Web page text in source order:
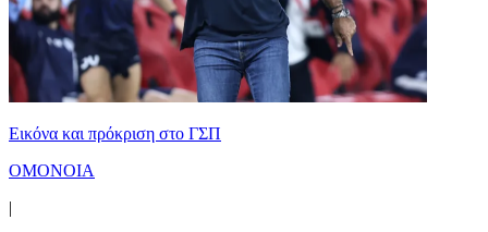
Εικόνα και πρόκριση στο ΓΣΠ
ΟΜΟΝΟΙΑ
|